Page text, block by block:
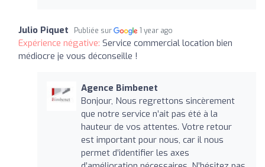
Julio Piquet Publiée sur 1 year ago
Expérience négative: Service commercial location bien
médiocre je vous déconseille !
Agence Bimbenet
Bonjour, Nous regrettons sincèrement
que notre service n’ait pas été à la
hauteur de vos attentes. Votre retour
est important pour nous, car il nous
permet d’identifier les axes